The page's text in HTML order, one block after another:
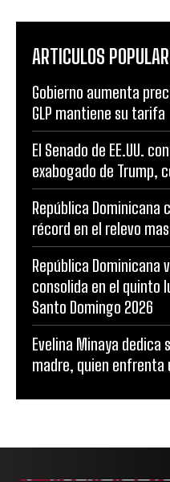
ARTICULOS
Gobierno aumenta
GLP mantiene su tarifa
El Senado de EE.UU.
exabogado de Trump,
República Dominicana
récord en el relevo
República Dominicana
consolida en el quinto
Santo Domingo 2026
Evelina Minaya dedica
madre, quien enfrenta